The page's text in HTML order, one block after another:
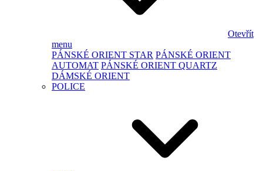
Otevřít
menu
PÁNSKÉ ORIENT STAR PÁNSKÉ ORIENT
AUTOMAT PÁNSKÉ ORIENT QUARTZ
DÁMSKÉ ORIENT
POLICE